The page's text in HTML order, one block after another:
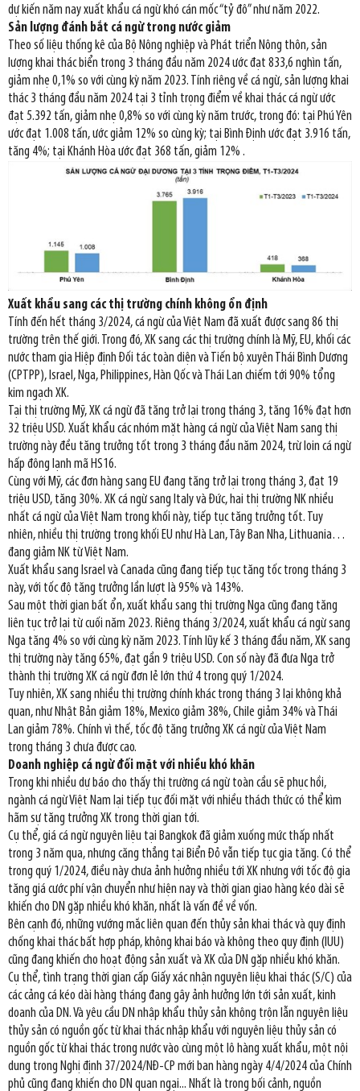
dự kiến năm nay xuất khẩu cá ngừ khó cán mốc “tỷ đô” như năm 2022.
Sản lượng đánh bắt cá ngừ trong nước giảm
Theo số liệu thống kê của Bộ Nông nghiệp và Phát triển Nông thôn, sản
lượng khai thác biển trong 3 tháng đầu năm 2024 ước đạt 833,6 nghìn tấn,
giảm nhẹ 0,1% so với cùng kỳ năm 2023. Tính riêng về cá ngừ, sản lượng khai
thác 3 tháng đầu năm 2024 tại 3 tỉnh trọng điểm về khai thác cá ngừ ước
đạt 5.392 tấn, giảm nhẹ 0,8% so với cùng kỳ năm trước, trong đó: tại Phú Yên
ước đạt 1.008 tấn, ước giảm 12% so cùng kỳ; tại Bình Định ước đạt 3.916 tấn,
tăng 4%; tại Khánh Hòa ước đạt 368 tấn, giảm 12% .
Xuất khẩu sang các thị trường chính không ổn định
Tính đến hết tháng 3/2024, cá ngừ của Việt Nam đã xuất được sang 86 thị
trường trên thế giới. Trong đó, XK sang các thị trường chính là Mỹ, EU, khối các
nước tham gia Hiệp định Đối tác toàn diện và Tiến bộ xuyên Thái Bình Dương
(CPTPP), Israel, Nga, Philippines, Hàn Qốc và Thái Lan chiếm tới 90% tổng
kim ngạch XK.
Tại thị trường Mỹ, XK cá ngừ đã tăng trở lại trong tháng 3, tăng 16% đạt hơn
32 triệu USD. Xuất khẩu các nhóm mặt hàng cá ngừ của Việt Nam sang thị
trường này đều tăng trưởng tốt trong 3 tháng đầu năm 2024, trừ loin cá ngừ
hấp đông lạnh mã HS16.
Cùng với Mỹ, các đơn hàng sang EU đang tăng trở lại trong tháng 3, đạt 19
triệu USD, tăng 30%. XK cá ngừ sang Italy và Đức, hai thị trường NK nhiều
nhất cá ngừ của Việt Nam trong khối này, tiếp tục tăng trưởng tốt. Tuy
nhiên, nhiều thị trường trong khối EU như Hà Lan, Tây Ban Nha, Lithuania…
đang giảm NK từ Việt Nam.
Xuất khẩu sang Israel và Canada cũng đang tiếp tục tăng tốc trong tháng 3
này, với tốc độ tăng trưởng lần lượt là 95% và 143%.
Sau một thời gian bất ổn, xuất khẩu sang thị trường Nga cũng đang tăng
liên tục trở lại từ cuối năm 2023. Riêng tháng 3/2024, xuất khẩu cá ngừ sang
Nga tăng 4% so với cùng kỳ năm 2023. Tính lũy kế 3 tháng đầu năm, XK sang
thị trường này tăng 65%, đạt gần 9 triệu USD. Con số này đã đưa Nga trở
thành thị trường XK cá ngừ đơn lẻ lớn thứ 4 trong quý 1/2024.
Tuy nhiên, XK sang nhiều thị trường chính khác trong tháng 3 lại không khả
quan, như Nhật Bản giảm 18%, Mexico giảm 38%, Chile giảm 34% và Thái
Lan giảm 78%. Chính vì thế, tốc độ tăng trưởng XK cá ngừ của Việt Nam
trong tháng 3 chưa được cao.
Doanh nghiệp cá ngừ đối mặt với nhiều khó khăn
Trong khi nhiều dự báo cho thấy thị trường cá ngừ toàn cầu sẽ phục hồi,
ngành cá ngừ Việt Nam lại tiếp tục đối mặt với nhiều thách thức có thể kìm
hãm sự tăng trưởng XK trong thời gian tới.
Cụ thể, giá cá ngừ nguyên liệu tại Bangkok đã giảm xuống mức thấp nhất
trong 3 năm qua, nhưng căng thẳng tại Biển Đỏ vẫn tiếp tục gia tăng. Có thể
trong quý 1/2024, điều này chưa ảnh hưởng nhiều tới XK nhưng với tốc độ gia
tăng giá cước phí vận chuyển như hiện nay và thời gian giao hàng kéo dài sẽ
khiến cho DN gặp nhiều khó khăn, nhất là vấn đề về vốn.
Bên cạnh đó, những vướng mắc liên quan đến thủy sản khai thác và quy định
chống khai thác bất hợp pháp, không khai báo và không theo quy định (IUU)
cũng đang khiến cho hoạt động sản xuất và XK của DN gặp nhiều khó khăn.
Cụ thể, tình trạng thời gian cấp Giấy xác nhận nguyên liệu khai thác (S/C) của
các cảng cá kéo dài hàng tháng đang gây ảnh hưởng lớn tới sản xuất, kinh
doanh của DN. Và yêu cầu DN nhập khẩu thủy sản không trộn lẫn nguyên liệu
thủy sản có nguồn gốc từ khai thác nhập khẩu với nguyên liệu thủy sản có
nguồn gốc từ khai thác trong nước vào cùng một lô hàng xuất khẩu, một nội
dung trong Nghị định 37/2024/NĐ-CP mới ban hàng ngày 4/4/2024 của Chính
phủ cũng đang khiến cho DN quan ngại... Nhất là trong bối cảnh, nguồn